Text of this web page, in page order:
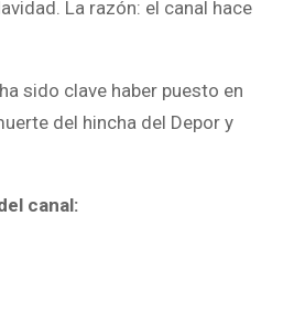
La razón: el canal hace
sido clave haber puesto en
del hincha del Depor y
canal: